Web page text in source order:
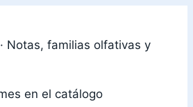
Notas, familias olfativas y
en el catálogo